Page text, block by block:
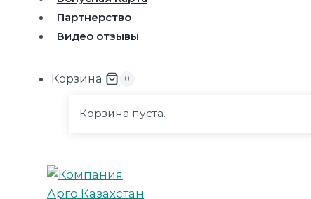
Партнерство
Видео отзывы
Корзина 0
Корзина пуста.